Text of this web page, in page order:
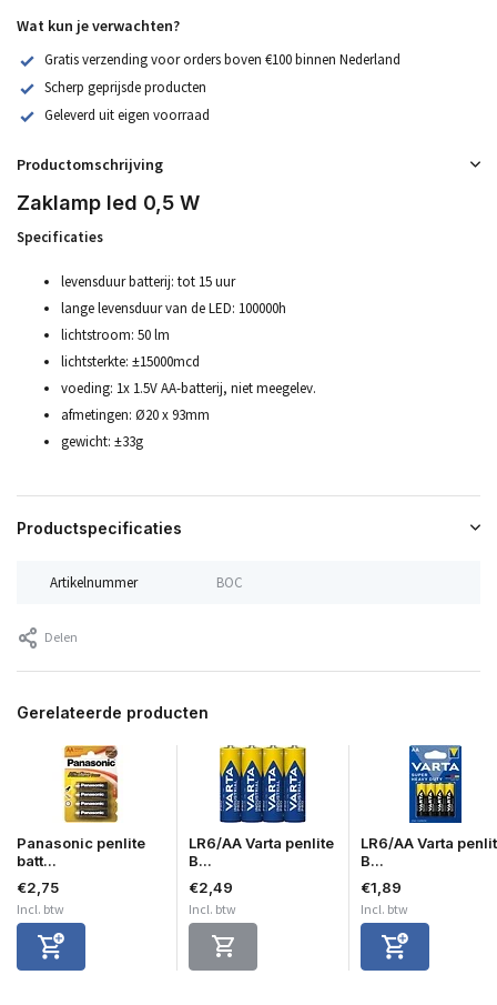
Wat kun je verwachten?
Gratis verzending voor orders boven €100 binnen Nederland
Scherp geprijsde producten
Geleverd uit eigen voorraad
Productomschrijving
Zaklamp led 0,5 W
Specificaties
levensduur batterij: tot 15 uur
lange levensduur van de LED: 100000h
lichtstroom: 50 lm
lichtsterkte: ±15000mcd
voeding: 1x 1.5V AA-batterij, niet meegelev.
afmetingen: Ø20 x 93mm
gewicht: ±33g
Productspecificaties
Artikelnummer BOC
Delen
Gerelateerde producten
Panasonic penlite
batt...
€2,75
Incl. btw
LR6/AA Varta penlite
B...
€2,49
Incl. btw
LR6/AA Varta
B...
€1,89
Incl. btw